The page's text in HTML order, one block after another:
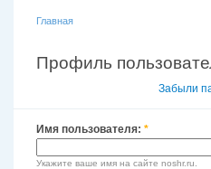
Главная
Профиль
Забыли
Имя пользователя: *
Укажите ваше имя на сайте noshr.ru.